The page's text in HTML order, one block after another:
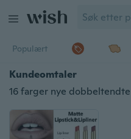
Populært
Kundeomtaler